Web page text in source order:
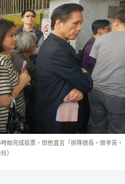
始完成投票，但他直言「排隊很長，很辛苦，
）